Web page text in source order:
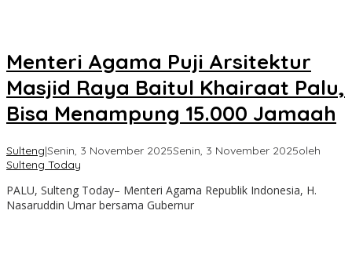
Menteri Agama Puji Arsitektur
Masjid Raya Baitul Khairaat Palu,
Bisa Menampung 15.000 Jamaah
Sulteng|Senin, 3 November 2025Senin, 3 November 2025oleh
Sulteng Today
PALU, Sulteng Today– Menteri Agama Republik Indonesia, H.
Nasaruddin Umar bersama Gubernur